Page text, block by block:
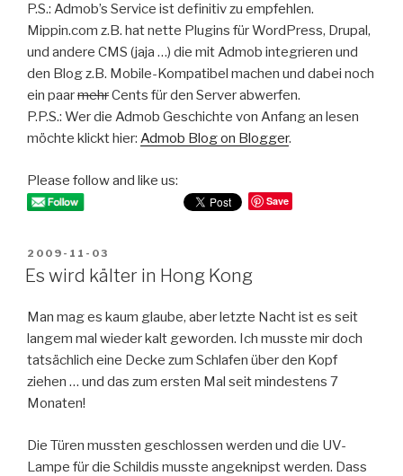
P.S.: Admob’s Service ist definitiv zu empfehlen.
Mippin.com z.B. hat nette Plugins für WordPress, Drupal,
und andere CMS (jaja …) die mit Admob integrieren und
den Blog z.B. Mobile-Kompatibel machen und dabei noch
ein paarmehrCents für den Server abwerfen.
P.P.S.: Wer die Admob Geschichte von Anfang an lesen
möchte klickt hier: Admob Blog on Blogger.
Please follow and like us:
Save
POSTED
ON
2009-11-03
Es wird kälter in Hong Kong
Man mag es kaum glaube, aber letzte Nacht ist es seit
langem mal wieder kalt geworden. Ich musste mir doch
tatsächlich eine Decke zum Schlafen über den Kopf
ziehen … und das zum ersten Mal seit mindestens 7
Monaten!
Die Türen mussten geschlossen werden und die UV-
Lampe für die Schildis musste angeknipst werden. Dass